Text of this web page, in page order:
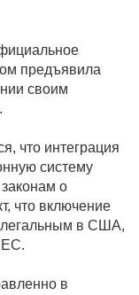
предъявила
своим
что интеграция
систему
о
что включение
легальным в США,
ЕС.
в